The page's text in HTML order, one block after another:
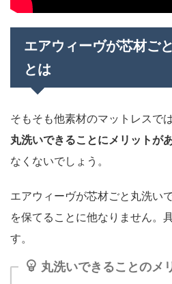
エアウィーヴが芯材ご
とは
そもそも他素材のマットレスで
丸洗いできることにメリットが
なくないでしょう。
エアウィーヴが芯材ごと丸洗い
を保てることに他なりません。
す。
丸洗いできることのメ